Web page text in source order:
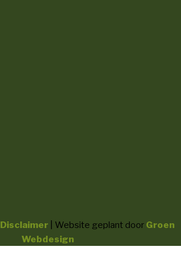
Disclaimer| Website geplant door Groen
Webdesign